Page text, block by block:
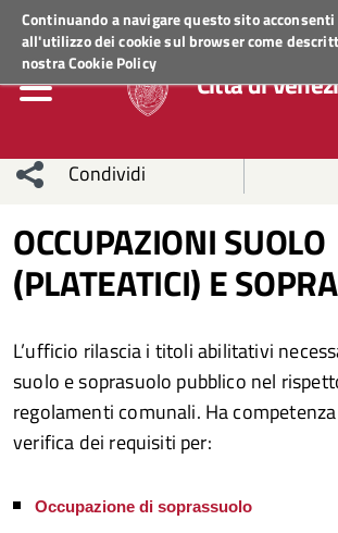
Continuando a navigare questo sito acconsenti
all'utilizzo dei cookie sul browser come
nostraCookie Policy
Regione VenetoACCEDI AI SERVIZI
Città di
Condividi
sui social
network
Condividi
Condividi
su
Facebook
Condividi
su
Twitter
Condividi
su
Facebook
Condividi
su
OCCUPAZIONI SUOLO
(PLATEATICI) E
L’ufficio rilascia i titoli abilitativi
suolo e soprasuolo pubblico nel
regolamenti comunali. Ha
verifica dei requisiti per:
Occupazione di soprassuolo